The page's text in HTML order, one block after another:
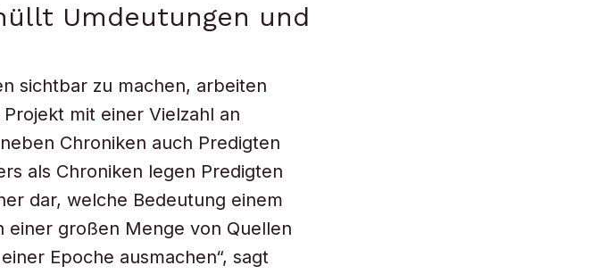
Umdeutungen und
sichtbar zu machen, arbeiten
mit einer Vielzahl an
Chroniken auch Predigten
als Chroniken legen Predigten
dar, welche Bedeutung einem
einer großen Menge von Quellen
Epoche ausmachen“, sagt